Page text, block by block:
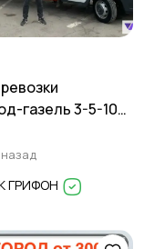
газель 3-5-10
ГРИФОН